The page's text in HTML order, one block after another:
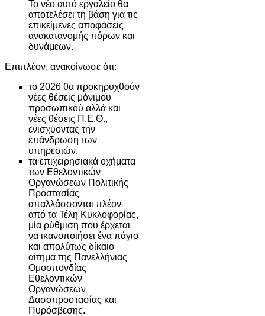
Το νέο αυτό εργαλείο θα
αποτελέσει τη βάση για τις
επικείμενες αποφάσεις
ανακατανομής πόρων και
δυνάμεων.
Επιπλέον, ανακοίνωσε ότι:
το 2026 θα προκηρυχθούν
νέες θέσεις μόνιμου
προσωπικού αλλά και
νέες θέσεις Π.Ε.Θ.,
ενισχύοντας την
επάνδρωση των
υπηρεσιών.
τα επιχειρησιακά οχήματα
των Εθελοντικών
Οργανώσεων Πολιτικής
Προστασίας
απαλλάσσονται πλέον
από τα Τέλη Κυκλοφορίας,
μία ρύθμιση που έρχεται
να ικανοποιήσει ένα πάγιο
και απολύτως δίκαιο
αίτημα της Πανελλήνιας
Ομοσπονδίας
Εθελοντικών
Οργανώσεων
Δασοπροστασίας και
Πυρόσβεσης.